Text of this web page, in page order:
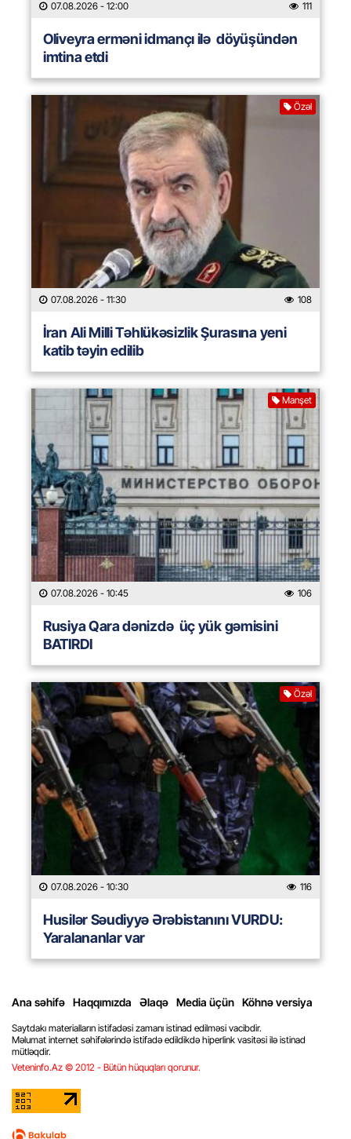
07.08.2026 - 12:00 111
Oliveyra erməni idmançı ilə döyüşündən
imtina etdi
Özəl
07.08.2026 - 11:30 108
İran Ali Milli Təhlükəsizlik Şurasına yeni
katib təyin edilib
Manşet
07.08.2026 - 10:45 106
Rusiya Qara dənizdə üç yük gəmisini
BATIRDI
Özəl
07.08.2026 - 10:30 116
Husilər Səudiyyə Ərəbistanını VURDU:
Yaralananlar var
Ana səhifə Haqqımızda Əlaqə Media üçün Köhnə versiya
Saytdakı materialların istifadəsi zamanı istinad edilməsi vacibdir.
Məlumat internet səhifələrində istifadə edildikdə hiperlink vasitəsi ilə istinad
mütləqdir.
Veteninfo.Az © 2012 - Bütün hüquqları qorunur.